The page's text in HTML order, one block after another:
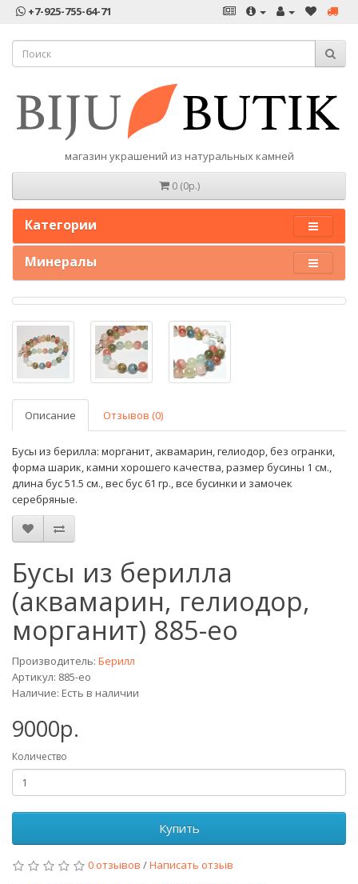
+7-925-755-64-71
магазин украшений из натуральных камней
0 (0р.)
Категории
Минералы
Описание Отзывов (0)
Бусы из берилла: морганит, аквамарин, гелиодор, без огранки,
форма шарик, камни хорошего качества, размер бусины 1 см.,
длина бус 51.5 см., вес бус 61 гр., все бусинки и замочек
серебряные.
Бусы из берилла
(аквамарин, гелиодор,
морганит) 885-eo
Производитель: Берилл
Артикул: 885-eo
Наличие: Есть в наличии
9000р.
Количество
Купить
0 отзывов /Написать отзыв